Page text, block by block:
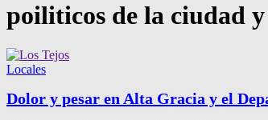
poiliticos de la ciudad
Locales
Dolor y pesar en Alta Gracia y el